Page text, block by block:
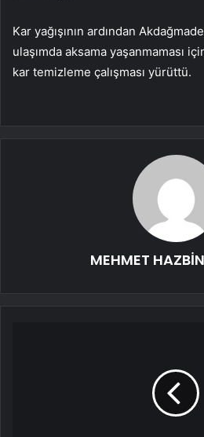
Kar yağışının ardından
ulaşımda aksama yaşanmaması
kar temizleme çalışması yürüttü.
MEHMET